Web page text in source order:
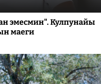
эмесмин". Кулпунайы
маеги